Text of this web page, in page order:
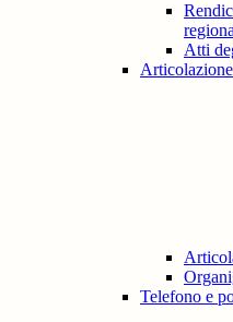
Atti
Telefono e